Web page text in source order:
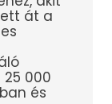
át a
000
és